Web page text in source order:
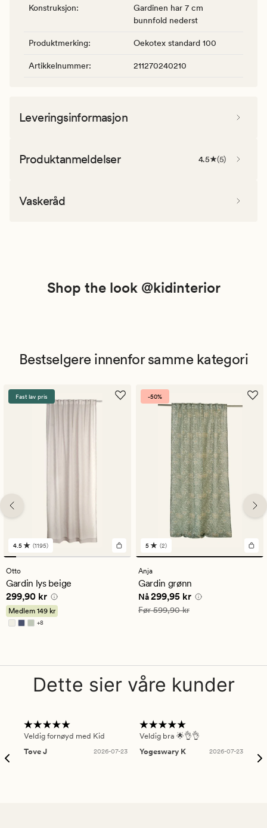
Konstruksjon:
Gardinen har 7 cm
bunnfold nederst
Produktmerking: Oekotex standard 100
Artikkelnummer: 211270240210
Leveringsinformasjon
Produktanmeldelser 4.5 (5)
Vaskeråd
Shop the look @kidinterior
Bestselgere innenfor samme kategori
Fast lav pris
1195
anmeldelser
med
en
gjennomsnittlig
vurdering
på
4.5
4.5 (1195)
Otto
Gardin lys beige
Pris 299,90 kr
299,90 kr
Medlem 149 kr
+8
Tilgjengelig i flere farger
-50%
2
anmeldelser
med
en
gjennomsnittlig
vurdering
på
5
5 (2)
Anja
Gardin grønn
Nåværende pris
Nå299,95 kr
Vanlig pris 599,90 kr
Før599,90 kr
Dette sier våre kunder
Veldig fornøyd med Kid
Tove J
2026-07-23
Veldig bra 🌟👌👌
Yogeswary K
2026-07-23